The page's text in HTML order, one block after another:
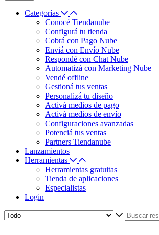
Categorías
Conocé Tiendanube
Configurá tu tienda
Cobrá con Pago Nube
Enviá con Envío Nube
Respondé con Chat Nube
Automatizá con Marketing Nube
Vendé offline
Gestioná tus ventas
Personalizá tu diseño
Activá medios de pago
Activá medios de envío
Configuraciones avanzadas
Potenciá tus ventas
Partners Tiendanube
Lanzamientos
Herramientas
Herramientas gratuitas
Tienda de aplicaciones
Especialistas
Login